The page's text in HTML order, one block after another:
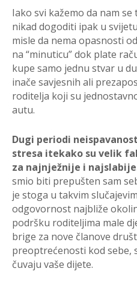
Iako svi kažemo da nam
nikad dogoditi ipak u
misle da nema opasnosti
na “minuticu” dok plate
kupe samo jednu stvar u
inače savjesnih ali
roditelja koji su
autu.
Dugi periodi
stresa itekako su velik
za najnježnije i
smio biti prepušten sam
je stoga u takvim
odgovornost najbliže
podršku roditeljima male
brige za nove članove
preoptrećenosti kod sebe,
čuvaju vaše dijete.